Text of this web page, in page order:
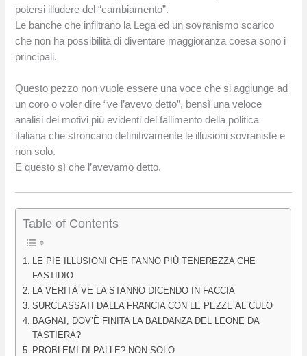
potersi illudere del “cambiamento”.
Le banche che infiltrano la Lega ed un sovranismo scarico
che non ha possibilità di diventare maggioranza coesa sono i
principali.
Questo pezzo non vuole essere una voce che si aggiunge ad
un coro o voler dire “ve l’avevo detto”, bensì una veloce
analisi dei motivi più evidenti del fallimento della politica
italiana che stroncano definitivamente le illusioni sovraniste e
non solo.
E questo sì che l’avevamo detto.
Table of Contents
LE PIE ILLUSIONI CHE FANNO PIÙ TENEREZZA CHE
FASTIDIO
LA VERITÀ VE LA STANNO DICENDO IN FACCIA
SURCLASSATI DALLA FRANCIA CON LE PEZZE AL CULO
BAGNAI, DOV’È FINITA LA BALDANZA DEL LEONE DA
TASTIERA?
PROBLEMI DI PALLE? NON SOLO